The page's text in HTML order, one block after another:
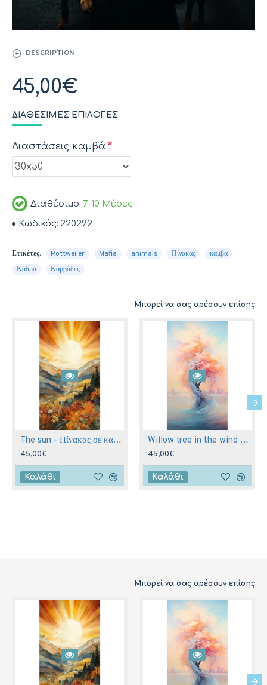
DESCRIPTION
Διαθέσιμο: 7-10 Μέρες
Κωδικός: 220292
45,00€
ΔΙΑΘΈΣΙΜΕΣ ΕΠΙΛΟΓΈΣ
Διαστάσεις καμβά
Ετικέτες: Rottweiler Mafia animals Πίνακας
καμβά
Κάδρα
Καμβάδες
Μπορεί να σας αρέσουν επίσης
The sun - Πίνακας σε καμβά
45,00€
Καλάθι
Willow tree in the wind - Πίνακας σε καμβά
45,00€
Καλάθι
Μπορεί να σας αρέσουν επίσης